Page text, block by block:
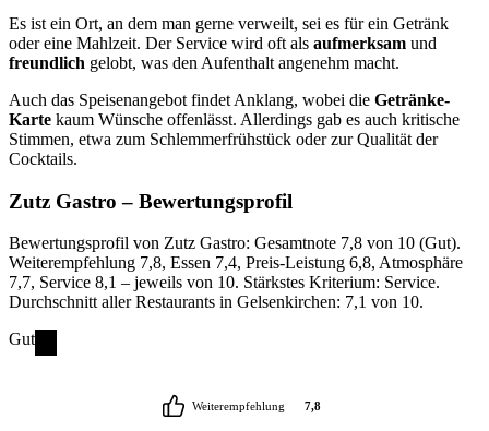
Es ist ein Ort, an dem man gerne verweilt, sei es für ein Getränk
oder eine Mahlzeit. Der Service wird oft als aufmerksam und
freundlich gelobt, was den Aufenthalt angenehm macht.
Auch das Speisenangebot findet Anklang, wobei die Getränke-
Karte kaum Wünsche offenlässt. Allerdings gab es auch kritische
Stimmen, etwa zum Schlemmerfrühstück oder zur Qualität der
Cocktails.
Zutz Gastro – Bewertungsprofil
Bewertungsprofil von Zutz Gastro: Gesamtnote 7,8 von 10 (Gut).
Weiterempfehlung 7,8, Essen 7,4, Preis-Leistung 6,8, Atmosphäre
7,7, Service 8,1 – jeweils von 10. Stärkstes Kriterium: Service.
Durchschnitt aller Restaurants in Gelsenkirchen: 7,1 von 10.
Gut
Weiterempfehlung 7,8